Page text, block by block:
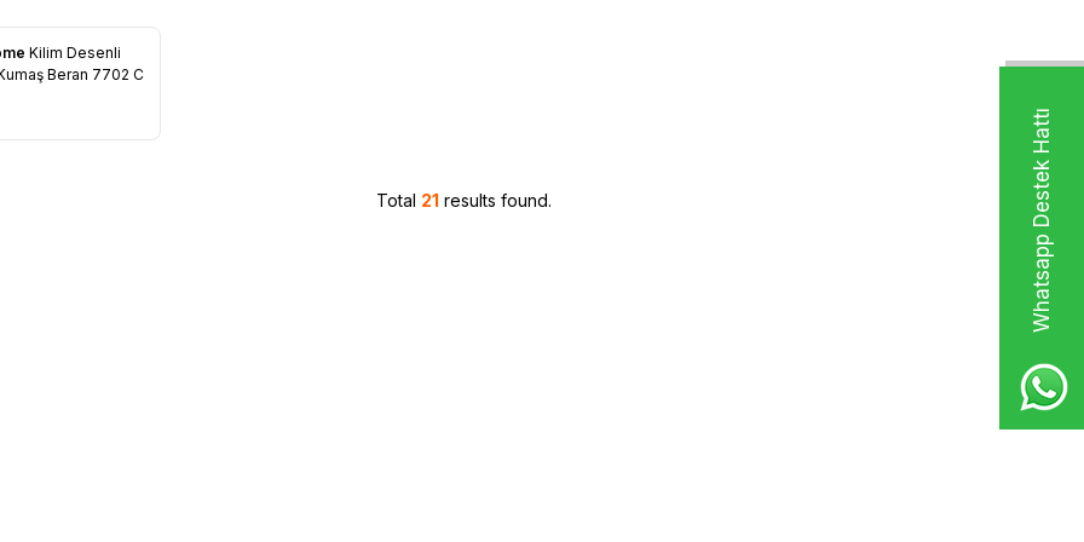
Whatsapp Destek Hattı
Kilim Desenli
Beran 7702 C
Total 21 results found.